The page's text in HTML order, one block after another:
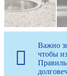
Важно
чтобы